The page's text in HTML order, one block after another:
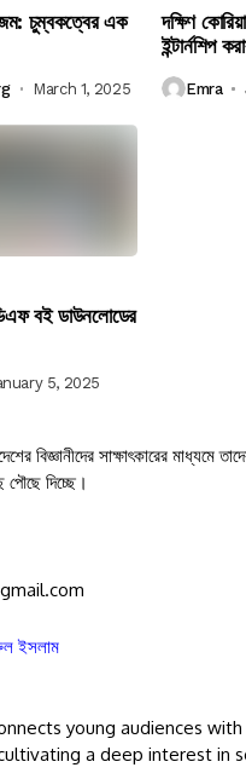
চুম্বকত্বের এক
March 1, 2025
দক্ষিণ
ইন্টার্নশিপ
Emra
বই ডাউনলোডের
5, 2025
বিজ্ঞানীদের সাক্ষাৎকারের মাধ্যমে
দিচ্ছে।
ইসলাম
young audiences
a deep interest in